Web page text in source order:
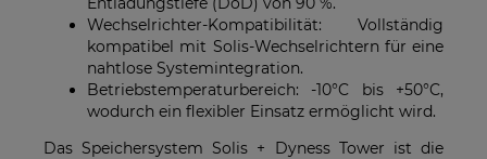
Wechselrichter-Kompatibilität: Vollständig
kompatibel mit Solis-Wechselrichtern für eine
nahtlose Systemintegration.
Betriebstemperaturbereich: -10°C bis +50°C,
wodurch ein flexibler Einsatz ermöglicht wird.
Das Speichersystem Solis + Dyness Tower ist die